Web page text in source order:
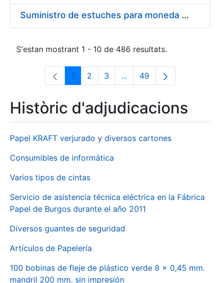
Suministro de estuches para moneda de 30 €
S'estan mostrant 1 - 10 de 486 resultats.
Pàgina
1 Pàgina
2 Pàgina
3 ...Pàgines intermèdies
Pàgina
49
Històric d'adjudicacions
Papel KRAFT verjurado y diversos cartones
Consumibles de informática
Varios tipos de cintas
Servicio de asistencia técnica eléctrica en la Fábrica
Papel de Burgos durante el año 2011
Diversos guantes de seguridad
Artículos de Papelería
100 bobinas de fleje de plástico verde 8 x 0,45 mm.
mandril 200 mm. sin impresión